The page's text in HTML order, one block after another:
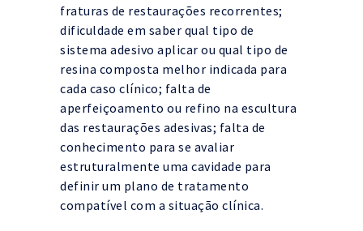
fraturas de restaurações recorrentes;
dificuldade em saber qual tipo de
sistema adesivo aplicar ou qual tipo de
resina composta melhor indicada para
cada caso clínico; falta de
aperfeiçoamento ou refino na escultura
das restaurações adesivas; falta de
conhecimento para se avaliar
estruturalmente uma cavidade para
definir um plano de tratamento
compatível com a situação clínica.